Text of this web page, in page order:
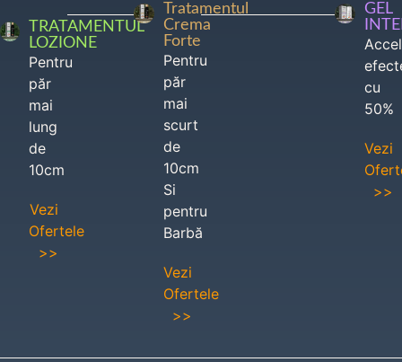
TRATAMENTUL
LOZIONE
Pentru
păr
mai
lung
de
10cm
Vezi
Ofertele
>>
Tratamentul
Crema
Forte
Pentru
păr
mai
scurt
de
10cm
Si
pentru
Barbă
Vezi
Ofertele
>>
GEL
cu
50%
Vezi
>>